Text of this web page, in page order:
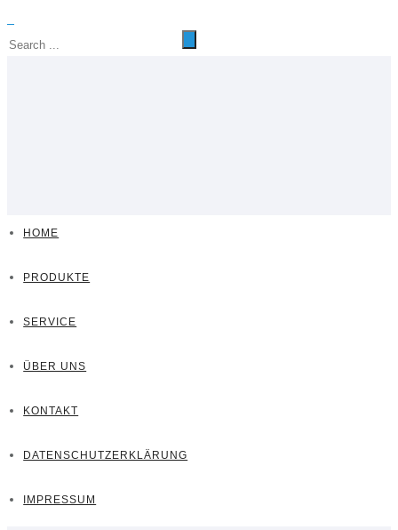
HOME
PRODUKTE
SERVICE
ÜBER UNS
KONTAKT
DATENSCHUTZERKLÄRUNG
IMPRESSUM